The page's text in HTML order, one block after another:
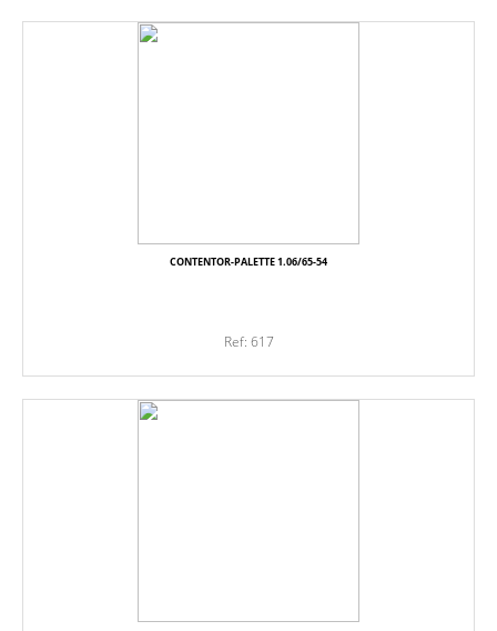
CONTENTOR-PALETTE 1.06/65-54
Ref: 617